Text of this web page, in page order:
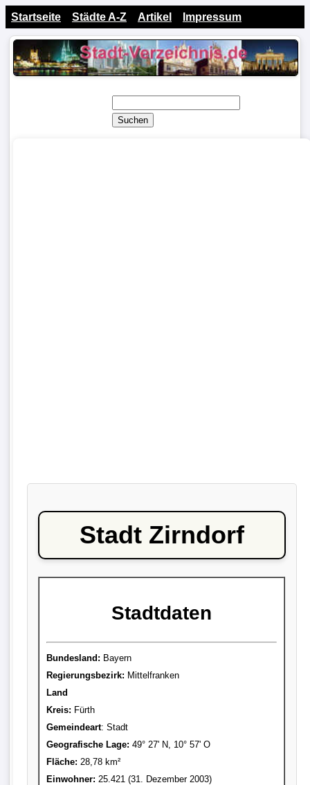
Startseite Städte A-Z Artikel Impressum
Suchen
Stadt Zirndorf
Stadtdaten
Bundesland: Bayern
Regierungsbezirk: Mittelfranken
Land
Kreis: Fürth
Gemeindeart: Stadt
Geografische Lage: 49° 27' N, 10° 57' O
Fläche: 28,78 km²
Einwohner: 25.421 (31. Dezember 2003)